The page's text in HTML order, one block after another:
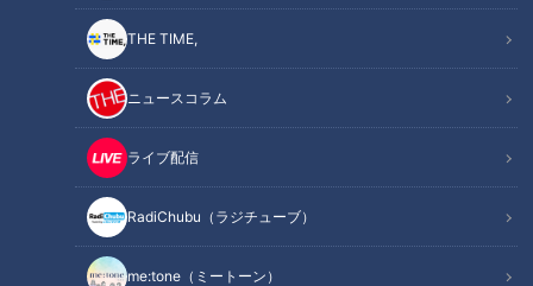
THE TIME,
ニュースコラム
ライブ配信
RadiChubu（ラジチューブ）
me:tone（ミートーン）
この記事を見たあなたへのおすすめ
コワモテのドラゴンズ名参謀森
繁和氏が助っ人サノーとアブレ
ウのこれからについてズバリ語
スタートから四番打者も務めた
竜の強打者・福永裕基の成長の